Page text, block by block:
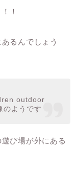
！
るんでしょう
び場が外にある